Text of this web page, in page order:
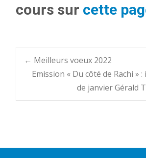
cours sur cette
Post
navigation
← Meilleurs voeux 2022
Emission « Du côté de Rachi »
de janvier Gérald